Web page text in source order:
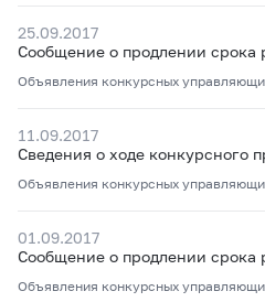
25.09.2017
Сообщение о продлении срока
Объявления конкурсных
11.09.2017
Сведения о ходе конкурсного
Объявления конкурсных
01.09.2017
Сообщение о продлении срока
Объявления конкурсных